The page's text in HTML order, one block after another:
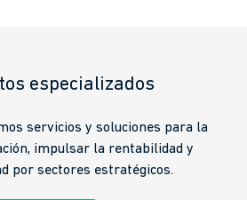
especializados
servicios y soluciones para la
impulsar la rentabilidad y
por sectores estratégicos.